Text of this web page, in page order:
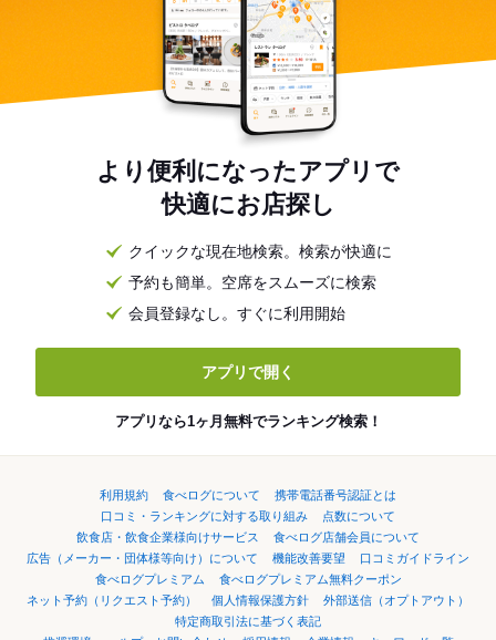
より便利になったアプリで
快適にお店探し
クイックな現在地検索。検索が快適に
予約も簡単。空席をスムーズに検索
会員登録なし。すぐに利用開始
アプリで開く
アプリなら1ヶ月無料でランキング検索！
利用規約 食べログについて
携帯電話番号認証とは
口コミ・ランキングに対する取り組み
点数について
飲食店・飲食企業様向けサービス
食べログ店舗会員について
広告（メーカー・団体様等向け）について
機能改善要望
口コミガイドライン
食べログプレミアム
食べログプレミアム無料クーポン
ネット予約（リクエスト予約）
個人情報保護方針
外部送信（オプトアウト）
特定商取引法に基づく表記